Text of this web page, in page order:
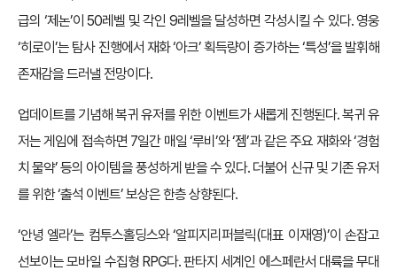
급의 ‘제논’이 50레벨 및 각인 9레벨을 달성하면 각성시킬 수 있다. 영웅
‘히로이’는 탐사 진행에서 재화 ‘아크’ 획득량이 증가하는 ‘특성’을 발휘해
존재감을 드러낼 전망이다.
업데이트를 기념해 복귀 유저를 위한 이벤트가 새롭게 진행된다. 복귀 유
저는 게임에 접속하면 7일간 매일 ‘루비’와 ‘젬’과 같은 주요 재화와 ‘경험
치 물약’ 등의 아이템을 풍성하게 받을 수 있다. 더불어 신규 및 기존 유저
를 위한 ‘출석 이벤트’ 보상은 한층 상향된다.
‘안녕 엘라’는 컴투스홀딩스와 ‘알피지리퍼블릭(대표 이재영)’이 손잡고
선보이는 모바일 수집형 RPG다. 판타지 세계인 에스페란서 대륙을 무대